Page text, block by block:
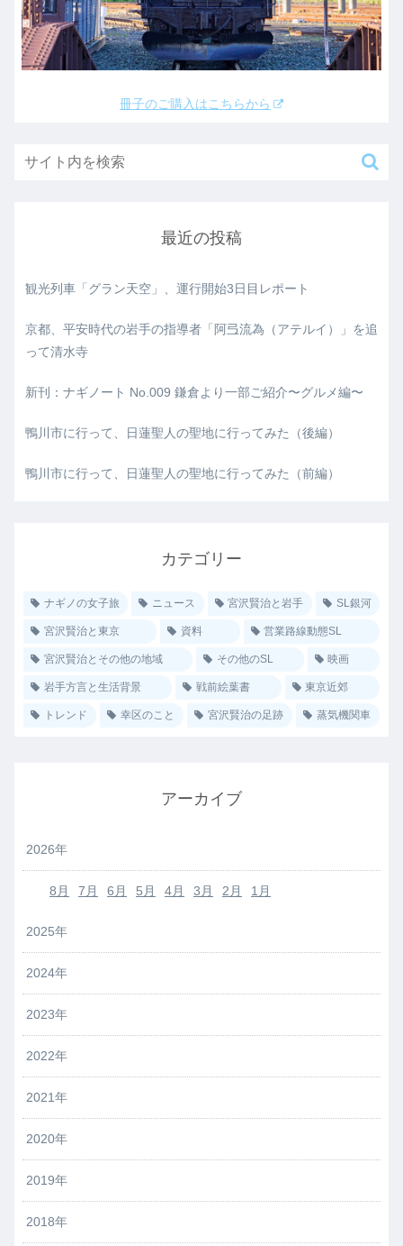
冊子のご購入はこちらから
最近の投稿
観光列車「グラン天空」、運行開始3日目レポート
京都、平安時代の岩手の指導者「阿弖流為（アテルイ）」を追
って清水寺
新刊：ナギノート No.009 鎌倉より一部ご紹介〜グルメ編〜
鴨川市に行って、日蓮聖人の聖地に行ってみた（後編）
鴨川市に行って、日蓮聖人の聖地に行ってみた（前編）
カテゴリー
ナギノの女子旅 ニュース 宮沢賢治と岩手 SL銀河
宮沢賢治と東京 資料 営業路線動態SL
宮沢賢治とその他の地域 その他のSL 映画
岩手方言と生活背景 戦前絵葉書 東京近郊
トレンド 幸区のこと 宮沢賢治の足跡 蒸気機関車
アーカイブ
2026年
8月 7月 6月 5月 4月 3月 2月 1月
2025年
2024年
2023年
2022年
2021年
2020年
2019年
2018年